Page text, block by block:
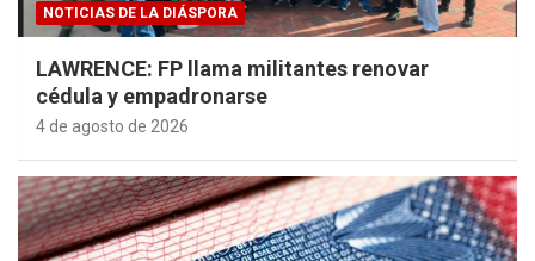
NOTICIAS DE LA DIÁSPORA
LAWRENCE: FP llama militantes renovar
cédula y empadronarse
4 de agosto de 2026